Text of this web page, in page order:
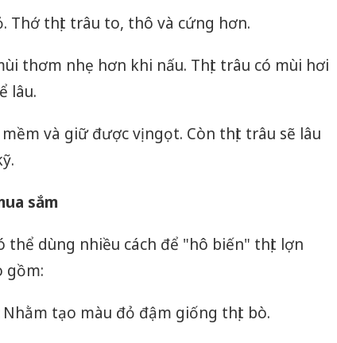
Thớ thịt trâu to, thô và cứng hơn.
thơm nhẹ hơn khi nấu. Thịt trâu có mùi hơi
lâu.
và giữ được vị ngọt. Còn thịt trâu sẽ lâu
sắm
dùng nhiều cách để "hô biến" thịt lợn
gồm:
tạo màu đỏ đậm giống thịt bò.
kinh doanh